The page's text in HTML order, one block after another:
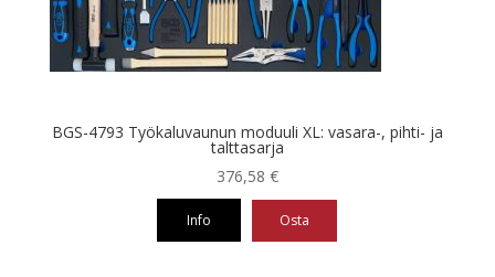
BGS-4793 Työkaluvaunun moduuli XL: vasara-, pihti- ja
talttasarja
376,58 €
Info Osta